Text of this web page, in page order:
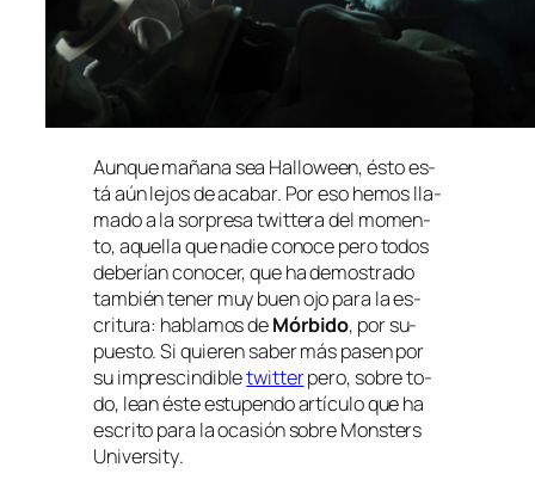
Aunque ma­ña­na sea Halloween, és­to es­
tá aún le­jos de aca­bar. Por eso he­mos lla­
ma­do a la sor­pre­sa twit­te­ra del mo­men­
to, aque­lla que na­die co­no­ce pe­ro to­dos
de­be­rían co­no­cer, que ha de­mos­tra­do
tam­bién te­ner muy buen ojo pa­ra la es­
cri­tu­ra: ha­bla­mos deMórbido, por su­
pues­to. Si quie­ren sa­ber más pa­sen por
su im­pres­cin­di­bletwit­terpe­ro, so­bre to­
do, lean és­te es­tu­pen­do ar­tícu­lo que ha
es­cri­to pa­ra la oca­sión so­breMonsters
University.